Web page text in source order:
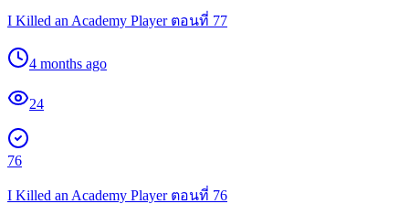
I Killed an Academy Player ตอนที่ 77
4 months ago
24
76
I Killed an Academy Player ตอนที่ 76